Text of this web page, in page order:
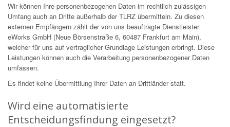
Wir können Ihre personenbezogenen Daten im rechtlich zulässigen
Umfang auch an Dritte außerhalb der TLRZ übermitteln. Zu diesen
externen Empfängern zählt der von uns beauftragte Dienstleister
eWorks GmbH (Neue Börsenstraße 6, 60487 Frankfurt am Main),
welcher für uns auf vertraglicher Grundlage Leistungen erbringt. Diese
Leistungen können auch die Verarbeitung personenbezogener Daten
umfassen.
Es findet keine Übermittlung Ihrer Daten an Drittländer statt.
Wird eine automatisierte
Entscheidungsfindung eingesetzt?